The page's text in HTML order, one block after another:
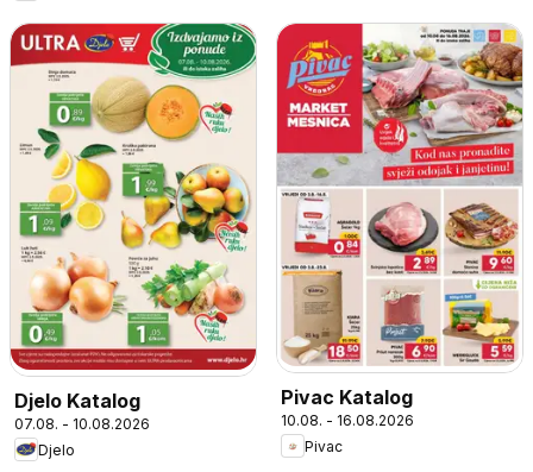
Djelo Katalog
07.08. - 10.08.2026
Djelo
Pivac Katalog
10.08. - 16.08.2026
Pivac